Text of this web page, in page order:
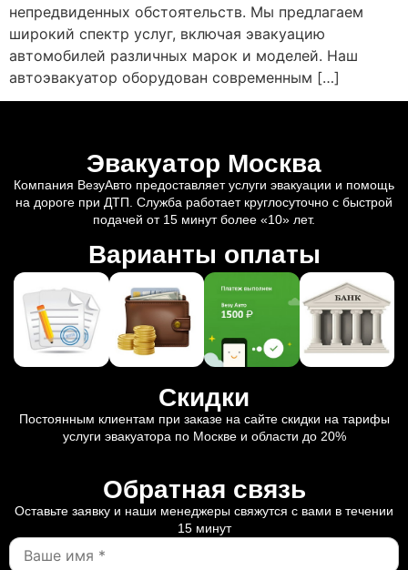
непредвиденных обстоятельств. Мы предлагаем
широкий спектр услуг, включая эвакуацию
автомобилей различных марок и моделей. Наш
автоэвакуатор оборудован современным […]
Эвакуатор Москва
Компания ВезуАвто предоставляет услуги эвакуации и помощь
на дороге при ДТП. Служба работает круглосуточно с быстрой
подачей от 15 минут более «10» лет.
Варианты оплаты
Скидки
Постоянным клиентам при заказе на сайте скидки на тарифы
услуги эвакуатора по Москве и области до 20%
Обратная связь
Оставьте заявку и наши менеджеры свяжутся с вами в течении
15 минут